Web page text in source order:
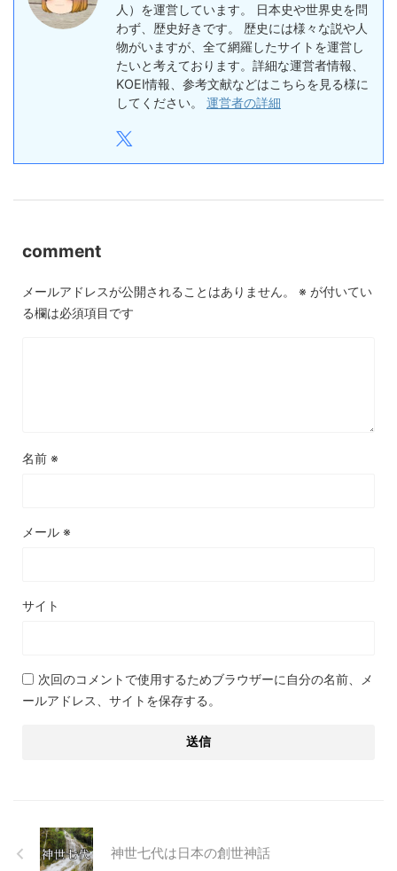
人）を運営しています。 日本史や世界史を問
わず、歴史好きです。 歴史には様々な説や人
物がいますが、全て網羅したサイトを運営し
たいと考えております。詳細な運営者情報、
KOEI情報、参考文献などはこちらを見る様に
してください。 運営者の詳細
comment
メールアドレスが公開されることはありません。 ※ が付いてい
る欄は必須項目です
名前 ※
メール ※
サイト
次回のコメントで使用するためブラウザーに自分の名前、メ
ールアドレス、サイトを保存する。
神世七代は日本の創世神話